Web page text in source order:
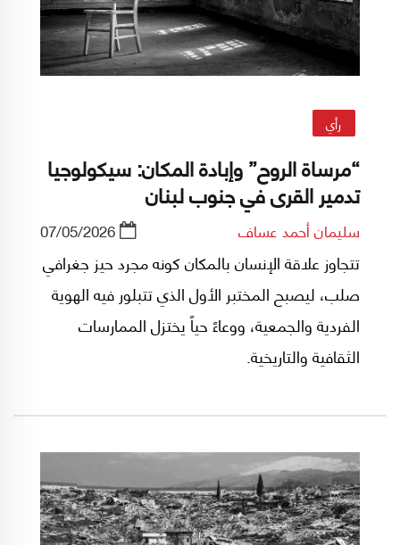
رأي
“مرساة الروح” وإبادة المكان: سيكولوجيا
تدمير القرى في جنوب لبنان
سليمان أحمد عساف 07/05/2026
تتجاوز علاقة الإنسان بالمكان كونه مجرد حيز جغرافي
صلب، ليصبح المختبر الأول الذي تتبلور فيه الهوية
الفردية والجمعية، ووعاءً حياً يختزل الممارسات
الثقافية والتاريخية.